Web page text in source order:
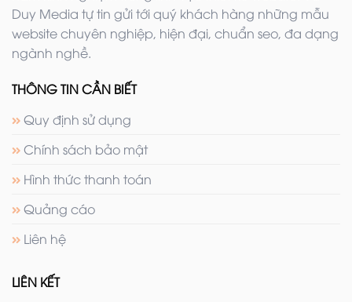
Duy Media tự tin gửi tới quý khách hàng những mẫu
website chuyên nghiệp, hiện đại, chuẩn seo, đa dạng
ngành nghề.
THÔNG TIN CẦN BIẾT
Quy định sử dụng
Chính sách bảo mật
Hình thức thanh toán
Quảng cáo
Liên hệ
LIÊN KẾT